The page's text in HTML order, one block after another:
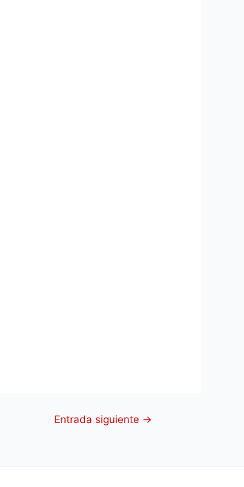
Entrada siguiente →